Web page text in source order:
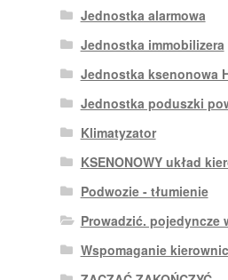
Jednostka alarmowa
Jednostka immobilizera
Jednostka ksenonowa
Jednostka poduszki
Klimatyzator
KSENONOWY układ
Podwozie - tłumienie
Prowadzić. pojedyncze
Wspomaganie